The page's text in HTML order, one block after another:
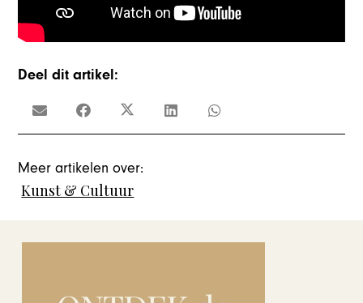
Deel dit artikel:
Meer artikelen over:
Kunst & Cultuur